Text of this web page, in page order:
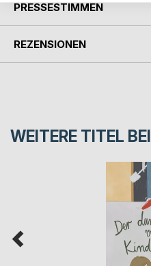
PRESSESTIMMEN
REZENSIONEN
WEITERE TITEL BEI